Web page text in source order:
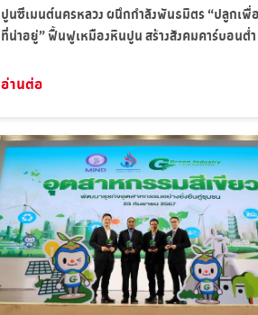
ปูนซีเมนต์นครหลวง ผนึกกำลังพันธมิตร “ปลูกเพื่
ที่น่าอยู่” ฟื้นฟูเหมืองหินปูน สร้างสังคมคาร์บอนต่
อ่านต่อ